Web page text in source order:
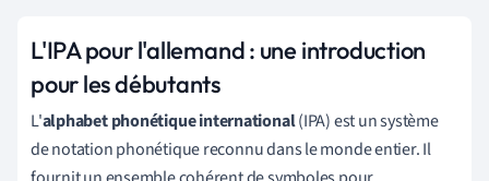
L'IPA pour l'allemand : une introduction
pour les débutants
L'alphabet phonétique international(IPA) est un système
de notation phonétique reconnu dans le monde entier. Il